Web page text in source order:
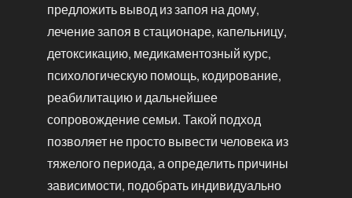
предложить вывод из запоя на дому,
лечение запоя в стационаре, капельницу,
детоксикацию, медикаментозный курс,
психологическую помощь, кодирование,
реабилитацию и дальнейшее
сопровождение семьи. Такой подход
позволяет не просто вывести человека из
тяжелого периода, а определить причины
зависимости, подобрать индивидуально